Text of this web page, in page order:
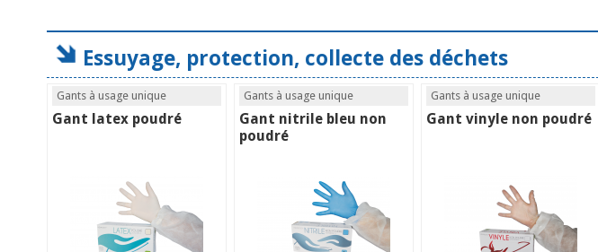
Essuyage, protection, collecte des déchets
Gants à usage unique
Gant latex poudré
Gants à usage unique
Gant nitrile bleu non
poudré
Gants à usage unique
Gant vinyle non poudré